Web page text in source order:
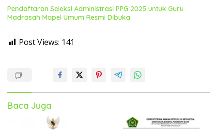
Pendaftaran Seleksi Administrasi PPG 2025 untuk Guru
Madrasah Mapel Umum Resmi Dibuka
Post Views: 141
Baca Juga